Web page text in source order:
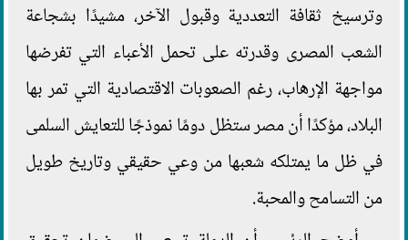
وترسيخ ثقافة التعددية وقبول الآخر، مشيدًا بشجاعة
الشعب المصرى وقدرته على تحمل الأعباء التي تفرضها
مواجهة الإرهاب، رغم الصعوبات الاقتصادية التي تمر بها
البلاد، مؤكدًا أن مصر ستظل دومًا نموذجًا للتعايش السلمى
في ظل ما يمتلكه شعبها من وعي حقيقي وتاريخ طويل
من التسامح والمحبة.